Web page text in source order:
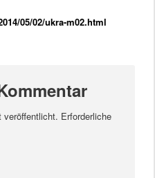
05/02/ukra-m02.html
veröffentlicht. Erforderliche